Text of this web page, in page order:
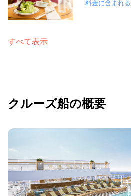
料金に含まれる
すべて表示
クルーズ船の概要